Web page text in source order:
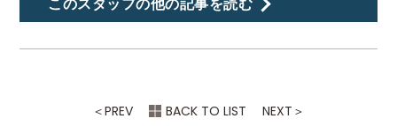
このスタッフの他の記事を読む
＜PREV BACK TO LIST NEXT ＞